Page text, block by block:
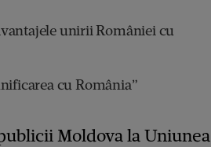
unirii României cu
cu România”
Moldova la Uniunea